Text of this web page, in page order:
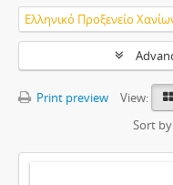
Ελληνικό Προξενείο
Print preview
View:
Sort